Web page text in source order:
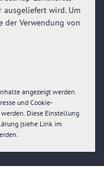
wird. Um
der Verwendung von
angezeigt werden.
und Cookie-
Diese Einstellung
(siehe Link im